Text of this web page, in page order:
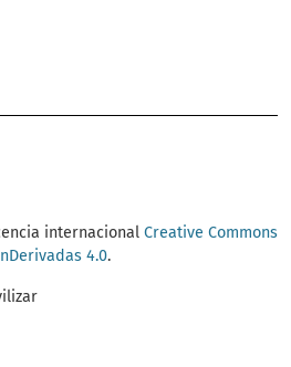
internacional Creative Commons
4.0.